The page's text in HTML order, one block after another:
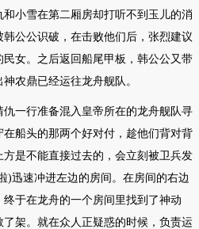
小雪在第二厢房却打听不到玉儿的消
公公识破，在击败他们后，张烈建议
女。之后返回船尾甲板，韩公公又带
农鼎已经运往龙舟舰队。
一行准备混入皇帝所在的龙舟舰队寻
船头的那两个好对付，趁他们背对背
是不能直接过去的，会立刻被卫兵发
)迅速冲进左边的房间。在房间的右边
于在龙舟的一个房间里找到了神动
架。就在众人正疑惑的时候，负责运